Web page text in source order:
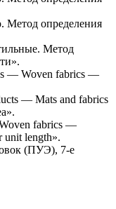
Метод определения
Метод
— Woven fabrics —
— Mats and fabrics
fabrics —
unit length».
(ПУЭ), 7-е